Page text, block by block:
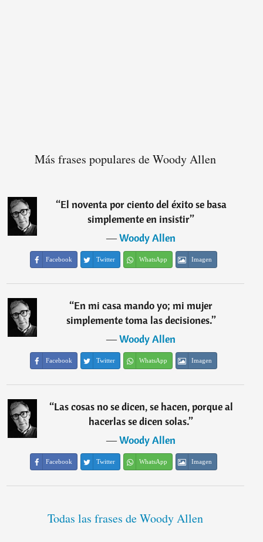
Más frases populares de Woody Allen
“El noventa por ciento del éxito se basa
simplemente en insistir”
―Woody Allen
Facebook Twitter WhatsApp Imagen
“En mi casa mando yo; mi mujer
simplemente toma las decisiones.”
―Woody Allen
Facebook Twitter WhatsApp Imagen
“Las cosas no se dicen, se hacen, porque al
hacerlas se dicen solas.”
―Woody Allen
Facebook Twitter WhatsApp Imagen
Todas las frases de Woody Allen